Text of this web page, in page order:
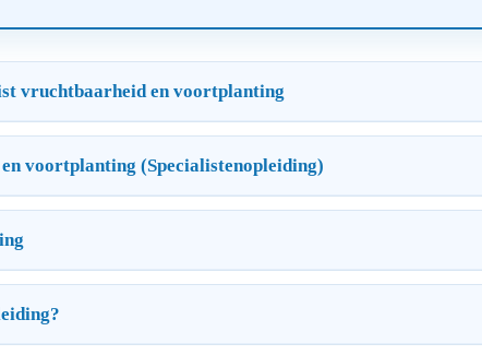
vruchtbaarheid en voortplanting
voortplanting (Specialistenopleiding)